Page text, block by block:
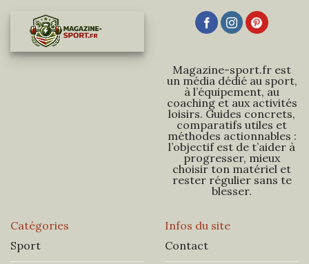
Magazine-sport.fr est
un média dédié au sport,
à l’équipement, au
coaching et aux activités
loisirs. Guides concrets,
comparatifs utiles et
méthodes actionnables :
l’objectif est de t’aider à
progresser, mieux
choisir ton matériel et
rester régulier sans te
blesser.
Catégories
Sport
Infos du site
Contact